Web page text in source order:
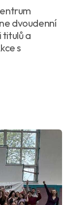
dvoudenní
titulů a
s